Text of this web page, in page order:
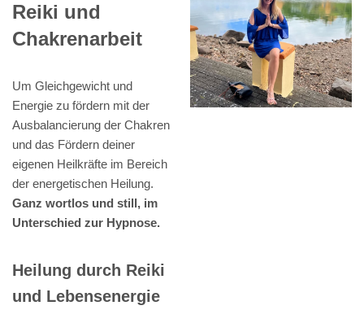
Reiki und
Chakrenarbeit
Um Gleichgewicht und
Energie zu fördern mit der
Ausbalancierung der Chakren
und das Fördern deiner
eigenen Heilkräfte im Bereich
der energetischen Heilung.
Ganz wortlos und still, im
Unterschied zur Hypnose.
Heilung durch Reiki
und Lebensenergie